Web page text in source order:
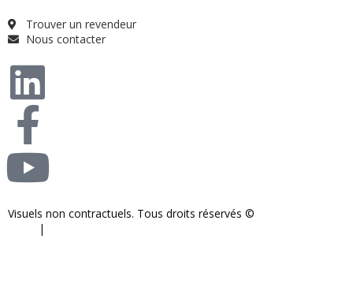
Trouver un revendeur
Nous contacter
Visuels non contractuels. Tous droits réservés ©
|